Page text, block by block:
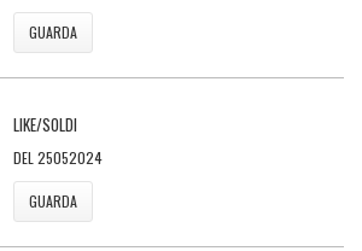
GUARDA
LIKE/SOLDI
DEL 25052024
GUARDA